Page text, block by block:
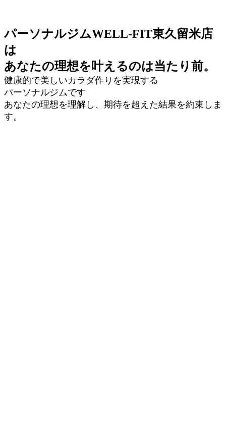
パーソナルジムWELL-FIT東久留米店
は
あなたの理想を叶えるのは当たり前。
健康的で美しいカラダ作りを実現する
パーソナルジムです
あなたの理想を理解し、期待を超えた結果を約束しま
す。